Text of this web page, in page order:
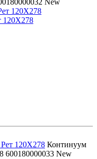
New
120Х278
120Х278 Континуум
600180000033 New